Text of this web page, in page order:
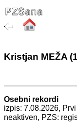
Kristjan MEŽA
Osebni rekordi
izpis: 7.08.2026,
neaktiven, PZS: